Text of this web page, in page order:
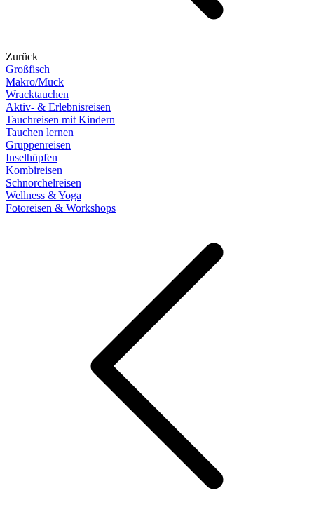
Zurück
Großfisch
Makro/Muck
Wracktauchen
Aktiv- & Erlebnisreisen
Tauchreisen mit Kindern
Tauchen lernen
Gruppenreisen
Inselhüpfen
Kombireisen
Schnorchelreisen
Wellness & Yoga
Fotoreisen & Workshops